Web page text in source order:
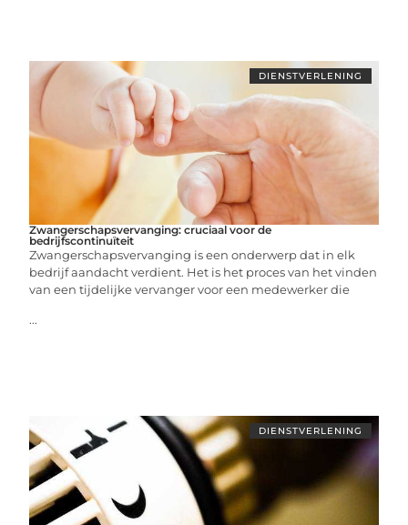
DIENSTVERLENING
Zwangerschapsvervanging: cruciaal voor de
bedrijfscontinuïteit
Zwangerschapsvervanging is een onderwerp dat in elk
bedrijf aandacht verdient. Het is het proces van het vinden
van een tijdelijke vervanger voor een medewerker die
...
DIENSTVERLENING